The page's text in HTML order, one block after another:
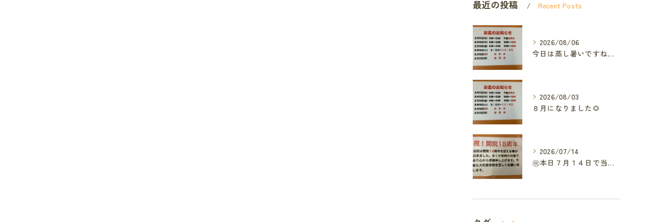
最近の投稿 Recent Posts
2026/08/06
今日は蒸し暑いですね🥵ありがたい事に今年の草加市は
2026/08/03
８月になりました🌻
2026/07/14
㊗️本日７月１４日で当院は開院１８周年となりました🎉